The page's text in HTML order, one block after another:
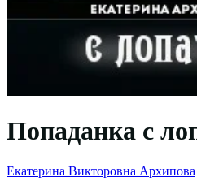
Попаданка с
Екатерина Викторовна Архипова